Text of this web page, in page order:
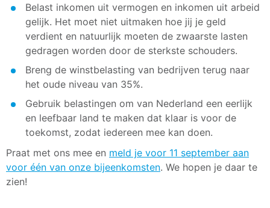
Belast inkomen uit vermogen en inkomen uit arbeid
gelijk. Het moet niet uitmaken hoe jij je geld
verdient en natuurlijk moeten de zwaarste lasten
gedragen worden door de sterkste schouders.
Breng de winstbelasting van bedrijven terug naar
het oude niveau van 35%.
Gebruik belastingen om van Nederland een eerlijk
en leefbaar land te maken dat klaar is voor de
toekomst, zodat iedereen mee kan doen.
Praat met ons mee en meld je voor 11 september aan
voor één van onze bijeenkomsten. We hopen je daar te
zien!